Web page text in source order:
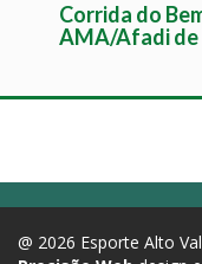
Corrida do
AMA/Afadi de
@ 2026 Esporte Alto